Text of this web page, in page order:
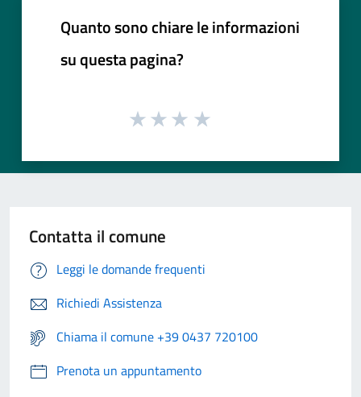
Quanto sono chiare le informazioni
su questa pagina?
Contatta il comune
Leggi le domande frequenti
Richiedi Assistenza
Chiama il comune +39 0437 720100
Prenota un appuntamento